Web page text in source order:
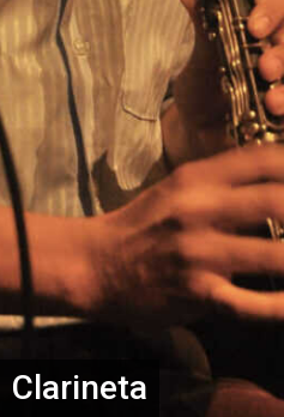
Clarineta